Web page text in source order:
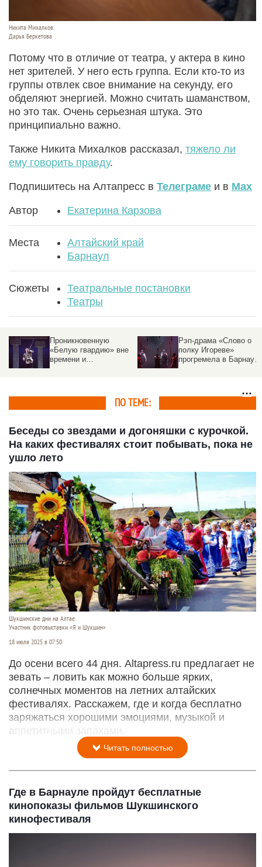
Никита Михалков.
Дарья Беркетова
Потому что в отличие от театра, у актера в кино
нет зрителей. У него есть группа. Если кто-то из
группы отвлек свое внимание на секунду, его
обделяют энергией. Можно считать шаманством,
но это так. Очень серьезная штука. Это
принципиально важно.
Также Никита Михалков рассказал, тяжело ли
ему говорить правду.
Подпишитесь на Алтапресс в Телеграме и в Max
Автор Екатерина Карзова
Места
Алтайский край
Барнаул
Сюжеты
Театральные постановки
Театры
Проникновенную
«Белую гвардию» вне
времени и
Рэп-драма «Слово о
полку Игореве»
прогремела в
ПО ТЕМЕ:
Беседы со звездами и догоняшки с курочкой.
На каких фестивалях стоит побывать, пока не
ушло лето
Шукшинские дни на Алтае.
Участник фотовыставки «Я и Шукшин»
18 июля 2025 в 07:50
До осени всего 44 дня. Altapress.ru предлагает не
зевать – ловить как можно больше ярких,
солнечных моментов на летних алтайских
фестивалях. Расскажем, где и когда бесплатно
заряжаться хорошими эмоциями, музыкой и
аппетитными запахами.
Читать полностью
Где в Барнауле пройдут бесплатные
кинопоказы фильмов Шукшинского
кинофестиваля